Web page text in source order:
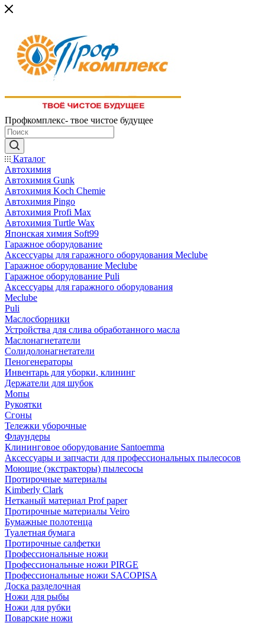
Профкомплекс- твое чистое будущее
Каталог
Автохимия
Автохимия Gunk
Автохимия Koch Chemie
Автохимия Pingo
Автохимия Profi Max
Автохимия Turtle Wax
Японская химия Soft99
Гаражное оборудование
Аксессуары для гаражного оборудования Meclube
Гаражное оборудование Meclube
Гаражное оборудование Puli
Аксессуары для гаражного оборудования
Meclube
Puli
Маслосборники
Устройства для слива обработанного масла
Маслонагнетатели
Солидолонагнетатели
Пеногенераторы
Инвентарь для уборки, клининг
Держатели для шубок
Мопы
Рукоятки
Сгоны
Тележки уборочные
Флаундеры
Клининговое оборудование Santoemma
Аксессуары и запчасти для профессиональных пылесосов
Моющие (экстракторы) пылесосы
Протирочные материалы
Kimberly Clark
Нетканый материал Prof paper
Протирочные материалы Veiro
Бумажные полотенца
Туалетная бумага
Протирочные салфетки
Профессиональные ножи
Профессиональные ножи PIRGE
Профессиональные ножи SACOPISA
Доска разделочная
Ножи для рыбы
Ножи для рубки
Поварские ножи